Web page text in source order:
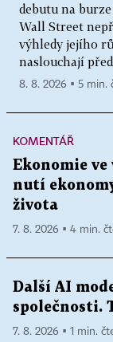
debutu na
Wall Street
výhledy jejího
naslouchají
8. 8. 2026 ▪ 5 min.
KOMENTÁŘ
Ekonomie
nutí
života
7. 8. 2026 ▪ 4 min.
Další AI
společnosti.
7. 8. 2026 ▪ 1 min.